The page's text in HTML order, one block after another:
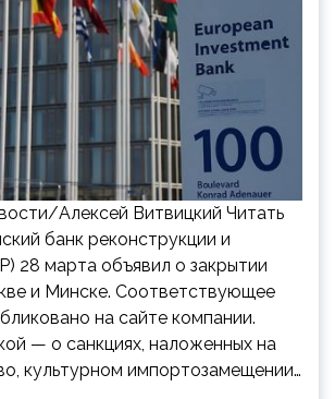
Алексей Витвицкий Читать
банк реконструкции и
28 марта объявил о закрытии
и Минске. Соответствующее
на сайте компании.
— о санкциях, наложенных на
культурном импортозамещении…